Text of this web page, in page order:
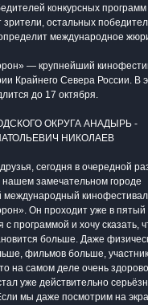
конкурсных программ
остальных
международное
— крупнейший
Крайнего Севера России. В
до 17 октября.
ОКРУГА АНАДЫРЬ -
НИКОЛАЕВ
сегодня в очередной
нашем замечательном городе
международный
Он проходит уже в пятый
с программой и хочу сказать,
больше. Даже
фильмов больше,
на самом деле очень
уже действительно
мы даже посмотрим на